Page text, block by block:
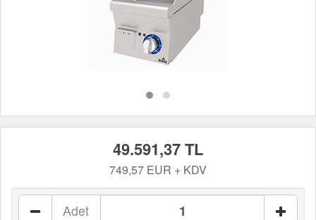
49.591,37 TL
749,57 EUR + KDV
Adet